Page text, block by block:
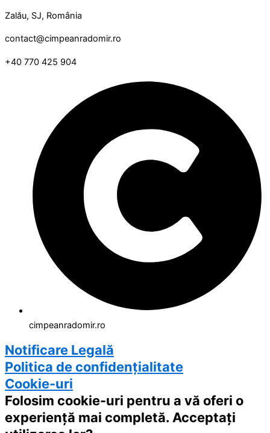
Zalău, SJ, România
contact@cimpeanradomir.ro
+40 770 425 904
cimpeanradomir.ro
Notificare Legală
Politica de confidențialitate
Cookie-uri
Folosim cookie-uri pentru a vă oferi o
experiență mai completă. Acceptați